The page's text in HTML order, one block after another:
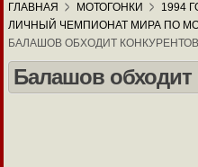
ГЛАВНАЯ МОТОГОНКИ
1994
ЛИЧНЫЙ ЧЕМПИОНАТ МИРА ПО
БАЛАШОВ ОБХОДИТ КОНКУРЕНТОВ
Балашов обходит